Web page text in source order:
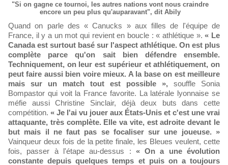
"Si on gagne ce tournoi, les autres nations vont nous craindre
encore un peu plus qu'auparavant", dit Abily
Quand on parle des « Canucks » aux filles de l'équipe de
France, il y a un mot qui revient en boucle : « athlétique ».« Le
Canada est surtout basé sur l'aspect athlétique. On est plus
complète parce qu'on sait bien défendre ensemble.
Techniquement, on leur est supérieur et athlétiquement, on
peut faire aussi bien voire mieux. A la base on est meilleure
mais sur un match tout est possible », souffle Sonia
Bompastor qui voit la France favorite. La latérale lyonnaise se
méfie aussi Christine Sinclair, déjà deux buts dans cette
compétition. « Je l'ai vu jouer aux États-Unis et c'est une vrai
attaquante, très complète. Elle va vite, est adroite devant le
but mais il ne faut pas se focaliser sur une joueuse. »
Vainqueur deux fois de la petite finale, les Bleues veulent, cette
fois, passer à l'étape au-dessus : « On a une évolution
constante depuis quelques temps et puis on a toujours